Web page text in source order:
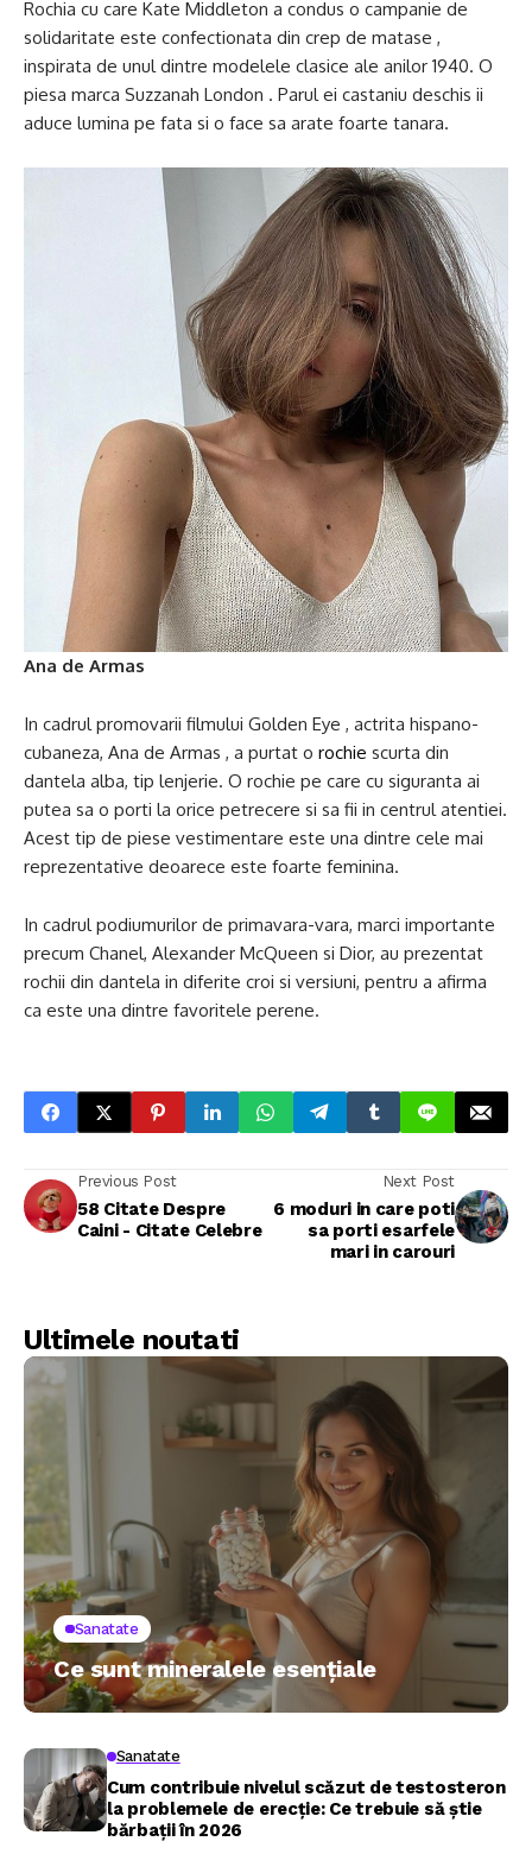
Rochia cu care Kate Middleton a condus o campanie de
solidaritate este confectionata din crep de matase ,
inspirata de unul dintre modelele clasice ale anilor 1940. O
piesa marca Suzzanah London . Parul ei castaniu deschis ii
aduce lumina pe fata si o face sa arate foarte tanara.
Ana de Armas
In cadrul promovarii filmului Golden Eye , actrita hispano-
cubaneza, Ana de Armas , a purtat o rochie scurta din
dantela alba, tip lenjerie. O rochie pe care cu siguranta ai
putea sa o porti la orice petrecere si sa fii in centrul atentiei.
Acest tip de piese vestimentare este una dintre cele mai
reprezentative deoarece este foarte feminina.
In cadrul podiumurilor de primavara-vara, marci importante
precum Chanel, Alexander McQueen si Dior, au prezentat
rochii din dantela in diferite croi si versiuni, pentru a afirma
ca este una dintre favoritele perene.
Previous Post
58 Citate Despre
Caini - Citate Celebre
Next Post
6 moduri in care poti
sa porti esarfele
mari in carouri
Ultimele noutati
Sanatate
Ce sunt mineralele esențiale
Sanatate
Cum contribuie nivelul scăzut de testosteron
la problemele de erecție: Ce trebuie să știe
bărbații în 2026